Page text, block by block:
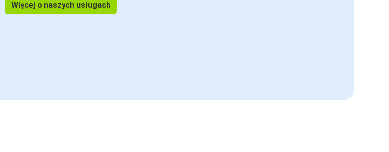
Więcej o naszych usługach